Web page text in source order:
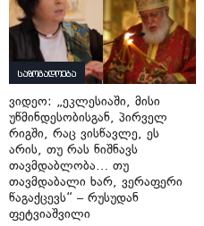
საზოგადოება
ვიდეო: „ეკლესიაში, მისი
უწმინდესობისგან, პირველ
რიგში, რაც ვისწავლე, ეს
არის, თუ რას ნიშნავს
თავმდაბლობა… თუ
თავმდაბალი ხარ, ვერაფერი
წაგაქცევს“ – რუსუდან
ფეტვიაშვილი